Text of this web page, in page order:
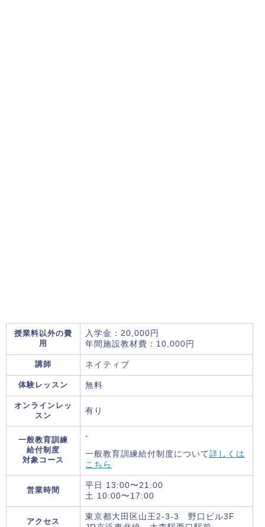
授業料以外の費
用
入学金：20,000円
年間施設教材費：10,000円
講師 ネイティブ
体験レッスン 無料
オンラインレッ
スン
有り
一般教育訓練
給付制度
対象コース
-
一般教育訓練給付制度について 詳しくは
こちら
営業時間
平日 13:00〜21:00
土 10:00〜17:00
アクセス
東京都大田区山王2-3-3 野口ビル3F